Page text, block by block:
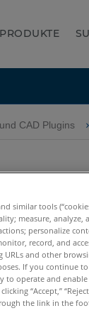
PRODUKTE
CAD Plugins
for Autodesk
Funktionen des
similar tools
measure, analyze,
personalize
record, and
and other
If you continue
to operate and
“Accept,”
the link in the